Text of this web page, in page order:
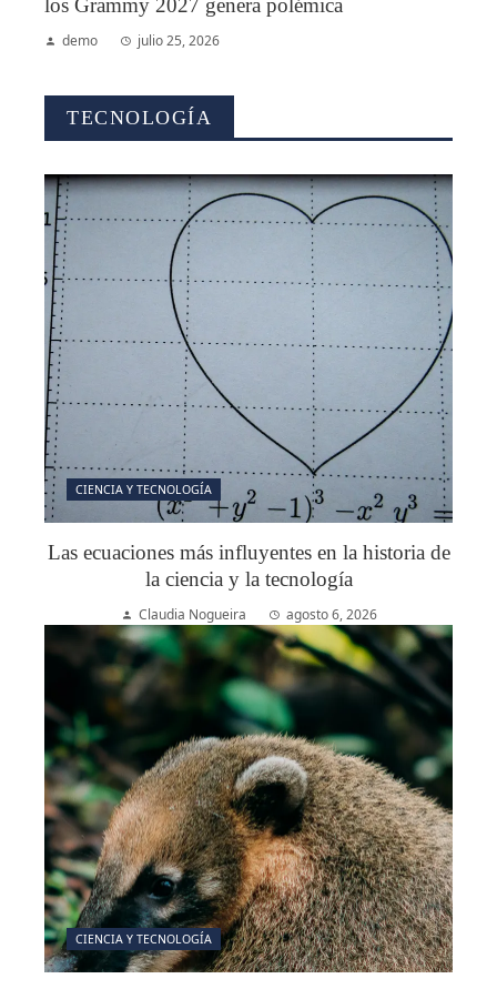
los Grammy 2027 genera polémica
demo julio 25, 2026
TECNOLOGÍA
CIENCIA Y TECNOLOGÍA
Las ecuaciones más influyentes en la historia de
la ciencia y la tecnología
Claudia Nogueira agosto 6, 2026
CIENCIA Y TECNOLOGÍA